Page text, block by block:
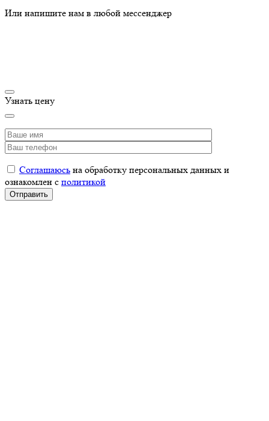
Или напишите нам в любой мессенджер
Узнать цену
Соглашаюсь на обработку персональных данных и
ознакомлен с политикой